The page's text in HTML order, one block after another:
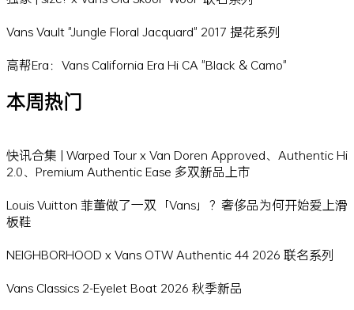
Vans Vault "Jungle Floral Jacquard" 2017 提花系列
高帮Era：Vans California Era Hi CA "Black & Camo"
本周热门
快讯合集 | Warped Tour x Van Doren Approved、Authentic Hi
2.0、Premium Authentic Ease 多双新品上市
Louis Vuitton 菲董做了一双「Vans」？奢侈品为何开始爱上滑
板鞋
NEIGHBORHOOD x Vans OTW Authentic 44 2026 联名系列
Vans Classics 2-Eyelet Boat 2026 秋季新品